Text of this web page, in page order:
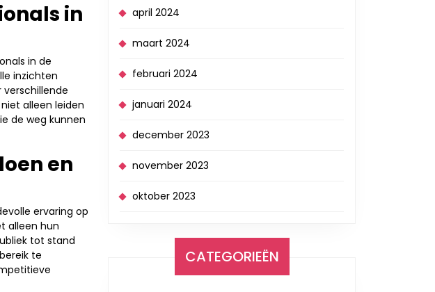
in
in de
inzichten
alleen leiden
de weg kunnen
en
ervaring op
alleen hun
tot stand
te
april 2024
maart 2024
februari 2024
januari 2024
december 2023
november 2023
oktober 2023
CATEGORIEËN